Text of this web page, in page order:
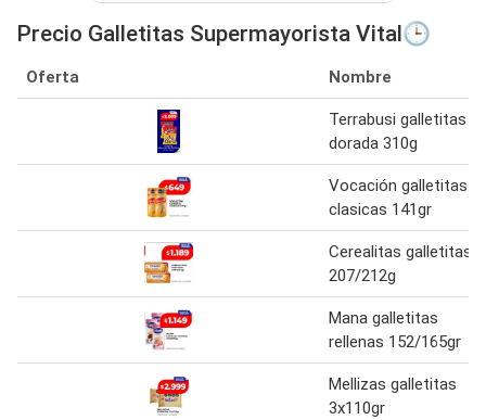
Precio Galletitas Supermayorista Vital🕒
Oferta Nombre
Terrabusi galletitas
dorada 310g
Vocación galletitas
clasicas 141gr
Cerealitas galletitas
207/212g
Mana galletitas
rellenas 152/165gr
Mellizas galletitas
3x110gr